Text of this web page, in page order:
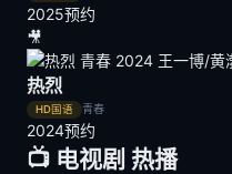
2025预约
🎥
热烈
HD国语 青春
2024预约
📺 电视剧 热播